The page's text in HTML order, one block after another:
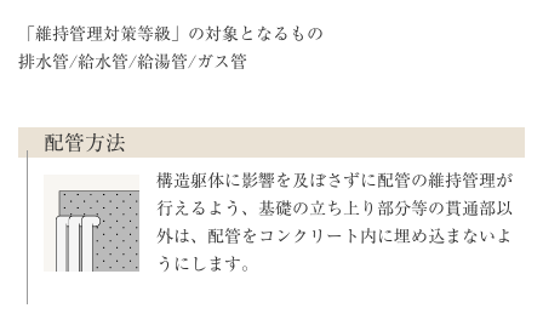
「維持管理対策等級」の対象となるもの
排水管/給水管/給湯管/ガス管
配管方法
構造躯体に影響を及ぼさずに配管の維持管理が
行えるよう、基礎の立ち上り部分等の貫通部以
外は、配管をコンクリート内に埋め込まないよ
うにします。